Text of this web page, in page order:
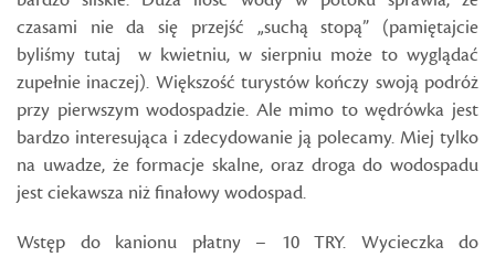
czasami nie da się przejść „suchą stopą” (pamiętajcie
byliśmy tutaj w kwietniu, w sierpniu może to wyglądać
zupełnie inaczej). Większość turystów kończy swoją podróż
przy pierwszym wodospadzie. Ale mimo to wędrówka jest
bardzo interesująca i zdecydowanie ją polecamy. Miej tylko
na uwadze, że formacje skalne, oraz droga do wodospadu
jest ciekawsza niż finałowy wodospad.
Wstęp do kanionu płatny – 10 TRY. Wycieczka do